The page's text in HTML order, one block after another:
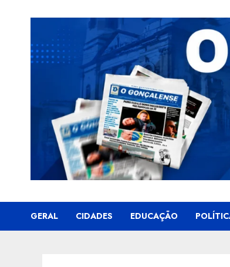
GERAL CIDADES EDUCAÇÃO